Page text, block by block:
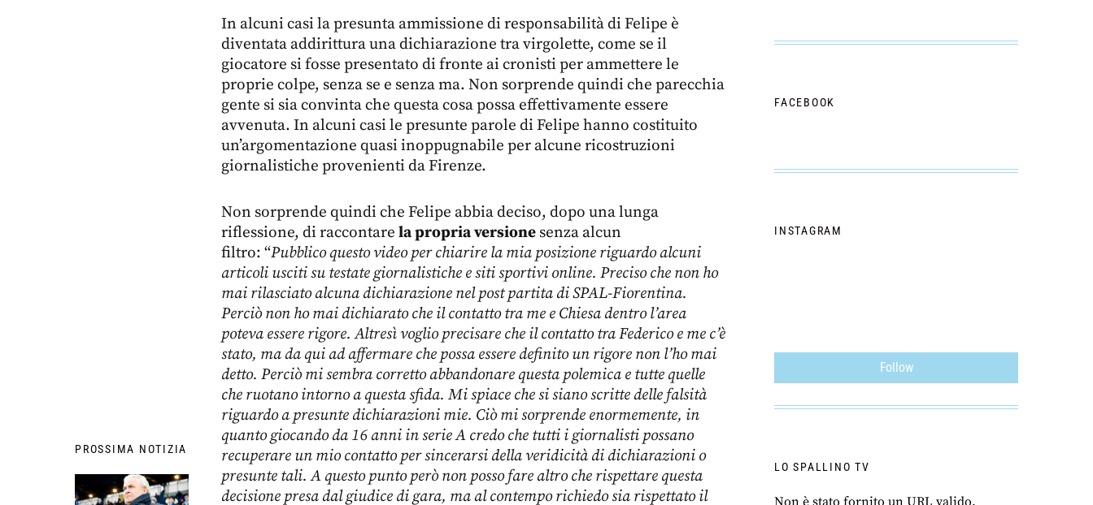
PROSSIMA NOTIZIA
In alcuni casi la presunta ammissione di responsabilità di Felipe è
diventata addirittura una dichiarazione tra virgolette, come se il
giocatore si fosse presentato di fronte ai cronisti per ammettere le
proprie colpe, senza se e senza ma. Non sorprende quindi che parecchia
gente si sia convinta che questa cosa possa effettivamente essere
avvenuta. In alcuni casi le presunte parole di Felipe hanno costituito
un’argomentazione quasi inoppugnabile per alcune ricostruzioni
giornalistiche provenienti da Firenze.
Non sorprende quindi che Felipe abbia deciso, dopo una lunga
riflessione, di raccontare la propria versione senza alcun
filtro: “Pubblico questo video per chiarire la mia posizione riguardo alcuni
articoli usciti su testate giornalistiche e siti sportivi online. Preciso che non ho
mai rilasciato alcuna dichiarazione nel post partita di SPAL-Fiorentina.
Perciò non ho mai dichiarato che il contatto tra me e Chiesa dentro l’area
poteva essere rigore. Altresì voglio precisare che il contatto tra Federico e me c’è
stato, ma da qui ad affermare che possa essere definito un rigore non l’ho mai
detto. Perciò mi sembra corretto abbandonare questa polemica e tutte quelle
che ruotano intorno a questa sfida. Mi spiace che si siano scritte delle falsità
riguardo a presunte dichiarazioni mie. Ciò mi sorprende enormemente, in
quanto giocando da 16 anni in serie A credo che tutti i giornalisti possano
recuperare un mio contatto per sincerarsi della veridicità di dichiarazioni o
presunte tali. A questo punto però non posso fare altro che rispettare questa
decisione presa dal giudice di gara, ma al contempo richiedo sia rispettato il
FACEBOOK
INSTAGRAM
Follow
LO SPALLINO TV